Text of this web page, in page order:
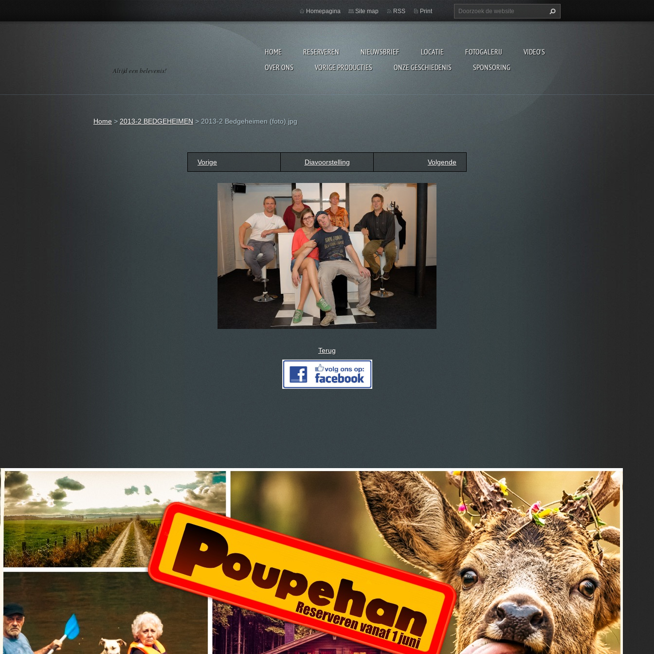
Altijd een belevenis!
HOME RESERVEREN NIEUWSBRIEF LOCATIE FOTOGALERIJ
VIDEO'S
OVER ONS
VORIGE PRODUCTIES ONZE GESCHIEDENIS SPONSORING
Homepagina Site map RSS Print
Home > 2013-2 BEDGEHEIMEN > 2013-2 Bedgeheimen (foto).jpg
Vorige Diavoorstelling Volgende
Terug